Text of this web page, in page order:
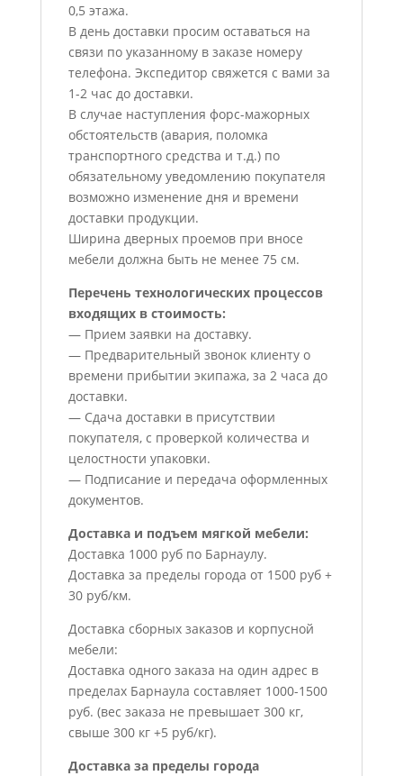
0,5 этажа.
В день доставки просим оставаться на
связи по указанному в заказе номеру
телефона. Экспедитор свяжется с вами за
1-2 час до доставки.
В случае наступления форс-мажорных
обстоятельств (авария, поломка
транспортного средства и т.д.) по
обязательному уведомлению покупателя
возможно изменение дня и времени
доставки продукции.
Ширина дверных проемов при вносе
мебели должна быть не менее 75 см.
Перечень технологических процессов
входящих в стоимость:
— Прием заявки на доставку.
— Предварительный звонок клиенту о
времени прибытии экипажа, за 2 часа до
доставки.
— Сдача доставки в присутствии
покупателя, с проверкой количества и
целостности упаковки.
— Подписание и передача оформленных
документов.
Доставка и подъем мягкой мебели:
Доставка 1000 руб по Барнаулу.
Доставка за пределы города от 1500 руб +
30 руб/км.
Доставка сборных заказов и корпусной
мебели:
Доставка одного заказа на один адрес в
пределах Барнаула составляет 1000-1500
руб. (вес заказа не превышает 300 кг,
свыше 300 кг +5 руб/кг).
Доставка за пределы города